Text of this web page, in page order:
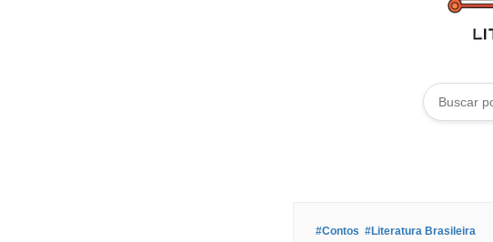
#Contos #Literatura Brasileira